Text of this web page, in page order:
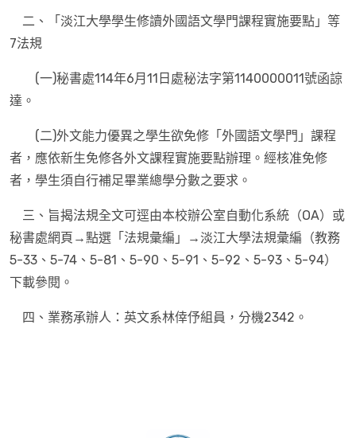
二、「淡江大學學生修讀外國語文學門課程實施要點」等
7法規
(一)秘書處114年6月11日處秘法字第1140000011號函諒
達。
(二)外文能力優異之學生欲免修「外國語文學門」課程
者，應依新生免修各外文課程實施要點辦理。經核准免修
者，學生須自行補足畢業總學分數之要求。
三、旨揭法規全文可逕由本校辦公室自動化系統（OA）或
秘書處網頁→點選「法規彙編」→淡江大學法規彙編（教務
5-33、5-74、5-81、5-90、5-91、5-92、5-93、5-94）
下載參閱。
四、業務承辦人：英文系林倖伃組員，分機2342。